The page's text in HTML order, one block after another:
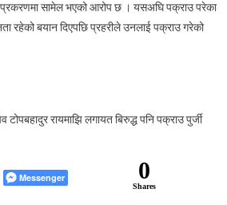
प्रकरणमा सामेल भएको आरोप छ । यसअघि पक्राउ परेका
रहेको बयान दिएपछि प्रहरीले उनलाई पक्राउ गरेको
रायमाझि लगायत बिरुद्ध पनि पक्राउ पुर्जी
Messenger 0
Shares